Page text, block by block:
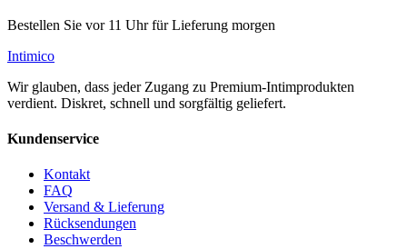
Bestellen Sie vor 11 Uhr für Lieferung morgen
Intimico
Wir glauben, dass jeder Zugang zu Premium-Intimprodukten
verdient. Diskret, schnell und sorgfältig geliefert.
Kundenservice
Kontakt
FAQ
Versand & Lieferung
Rücksendungen
Beschwerden